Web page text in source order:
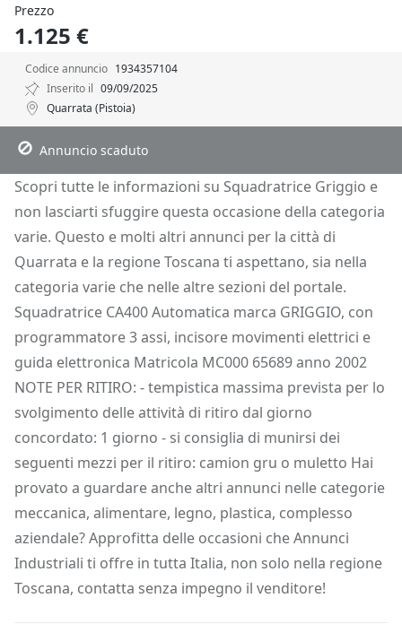
Prezzo
1.125 €
Codice annuncio 1934357104
Inserito il 09/09/2025
Quarrata (Pistoia)
Descrizione
Dettagli Posizione Richiedi Info
Annuncio scaduto
Scopri tutte le informazioni su Squadratrice Griggio e
non lasciarti sfuggire questa occasione della categoria
varie. Questo e molti altri annunci per la città di
Quarrata e la regione Toscana ti aspettano, sia nella
categoria varie che nelle altre sezioni del portale.
Squadratrice CA400 Automatica marca GRIGGIO, con
programmatore 3 assi, incisore movimenti elettrici e
guida elettronica Matricola MC000 65689 anno 2002
NOTE PER RITIRO: - tempistica massima prevista per lo
svolgimento delle attività di ritiro dal giorno
concordato: 1 giorno - si consiglia di munirsi dei
seguenti mezzi per il ritiro: camion gru o muletto Hai
provato a guardare anche altri annunci nelle categorie
meccanica, alimentare, legno, plastica, complesso
aziendale? Approfitta delle occasioni che Annunci
Industriali ti offre in tutta Italia, non solo nella regione
Toscana, contatta senza impegno il venditore!